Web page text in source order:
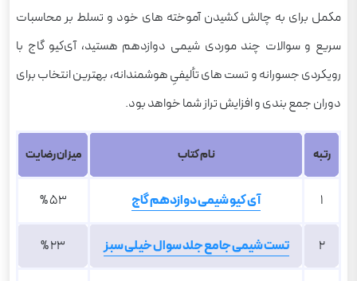
مکمل برای به چالش کشیدن آموخته های خود و تسلط بر محاسبات
سریع و سوالات چند موردی شیمی دوازدهم هستید، آی‌کیو گاج با
رویکردی جسورانه و تست های تألیفیِ هوشمندانه، بهترین انتخاب برای
دوران جمع بندی و افزایش تراز شما خواهد بود.
رتبه نام کتاب میزان رضایت
1 آی کیو شیمی دوازدهم گاج 53 %
2 تست شیمی جامع جلد سوال خیلی سبز 23 %